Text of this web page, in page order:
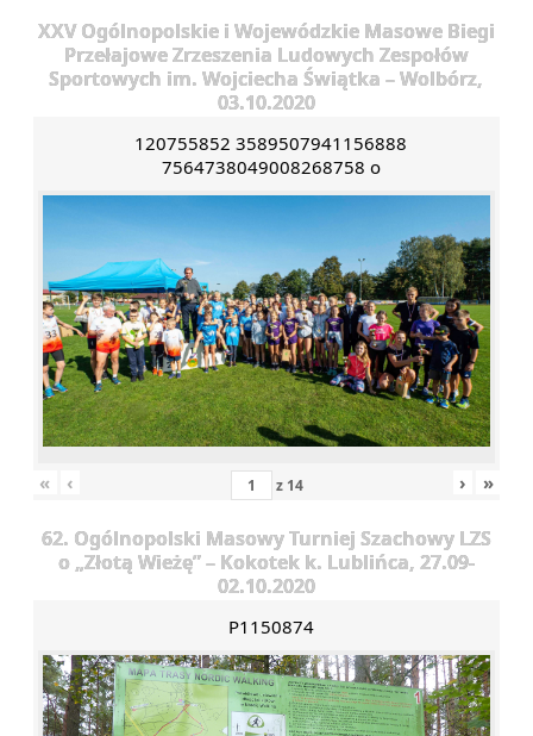
XXV Ogólnopolskie i Wojewódzkie Masowe Biegi
Przełajowe Zrzeszenia Ludowych Zespołów
Sportowych im. Wojciecha Świątka – Wolbórz,
03.10.2020
120755852 3589507941156888
7564738049008268758 o
« ‹ z 14 › »
62. Ogólnopolski Masowy Turniej Szachowy LZS
o „Złotą Wieżę” – Kokotek k. Lublińca, 27.09-
02.10.2020
P1150874